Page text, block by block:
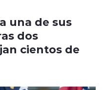
una de sus
dos
cientos de